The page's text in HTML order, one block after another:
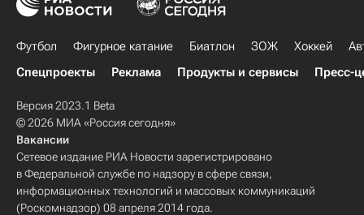
Футбол Фигурное катание Биатлон ЗОЖ Хоккей
Спецпроекты
Реклама Продукты и сервисы Пресс-
Версия 2023.1 Beta
© 2026 МИА «Россия сегодня»
Вакансии
Сетевое издание РИА Новости зарегистрировано
в Федеральной службе по надзору в сфере связи,
информационных технологий и массовых коммуникаций
(Роскомнадзор) 08 апреля 2014 года.